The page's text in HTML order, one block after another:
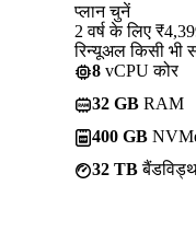
प्लान चुनें
2 वर्ष के लिए
रिन्यूअल किसी भी
8 vCPU कोर
32 GB RAM
400 GB
32 TB